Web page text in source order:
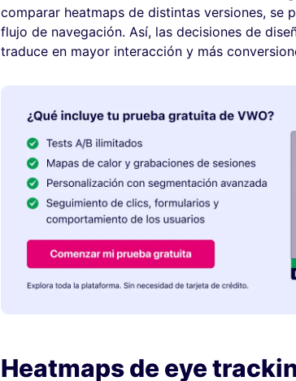
comparar heatmaps de distintas versiones, se
flujo de navegación. Así, las decisiones de
traduce en mayor interacción y más
Heatmaps de eye